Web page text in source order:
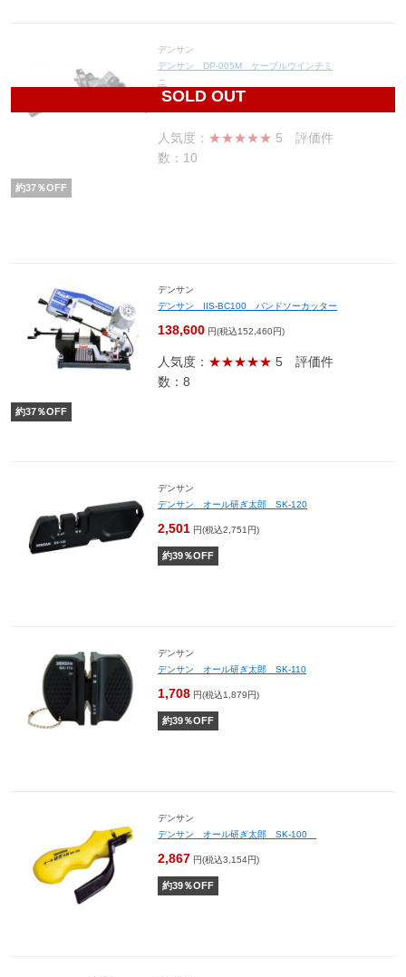
SOLD OUT
デンサン
デンサン DP-005M ケーブルウインチミ
ニ
195,300
人気度： ★★★★★ 5 評価件
数：10
約37％OFF
デンサン
デンサン IIS-BC100 バンドソーカッター
138,600 円(税込152,460円)
人気度： ★★★★★ 5 評価件
数：8
約37％OFF
デンサン
デンサン オール研ぎ太郎 SK-120
2,501 円(税込2,751円)
約39％OFF
デンサン
デンサン オール研ぎ太郎 SK-110
1,708 円(税込1,879円)
約39％OFF
デンサン
デンサン オール研ぎ太郎 SK-100
2,867 円(税込3,154円)
約39％OFF